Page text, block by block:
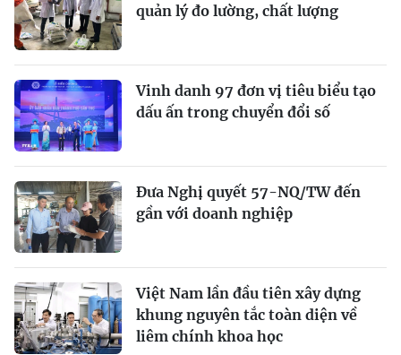
quản lý đo lường, chất lượng
Vinh danh 97 đơn vị tiêu biểu tạo
dấu ấn trong chuyển đổi số
Đưa Nghị quyết 57-NQ/TW đến
gần với doanh nghiệp
Việt Nam lần đầu tiên xây dựng
khung nguyên tắc toàn diện về
liêm chính khoa học